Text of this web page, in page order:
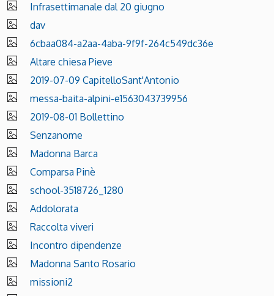
Infrasettimanale dal 20 giugno
dav
6cbaa084-a2aa-4aba-9f9f-264c549dc36e
Altare chiesa Pieve
2019-07-09 CapitelloSant'Antonio
messa-baita-alpini-e1563043739956
2019-08-01 Bollettino
Senzanome
Madonna Barca
Comparsa Pinè
school-3518726_1280
Addolorata
Raccolta viveri
Incontro dipendenze
Madonna Santo Rosario
missioni2